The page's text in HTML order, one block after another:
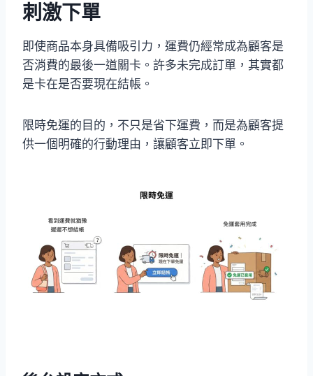
刺激下單
即使商品本身具備吸引力，運費仍經常成為顧客是
否消費的最後一道關卡。許多未完成訂單，其實都
是卡在是否要現在結帳。
限時免運的目的，不只是省下運費，而是為顧客提
供一個明確的行動理由，讓顧客立即下單。